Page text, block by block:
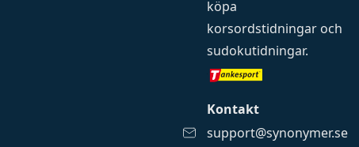
köpa
korsordstidningar och
sudokutidningar.
Kontakt
support@synonymer.se